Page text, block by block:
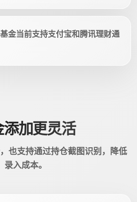
金当前支持支付宝和腾讯理财通
添加更灵活
也支持通过持仓截图识别，降低
录入成本。